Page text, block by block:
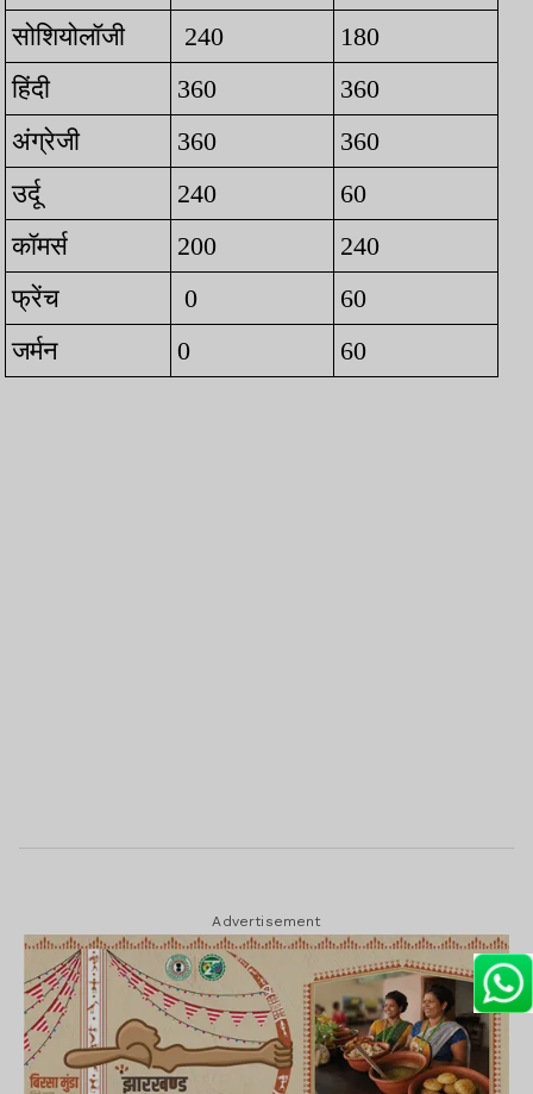
सोशियोलॉजी 240
180
हिंदी
360
360
अंग्रेजी
360
360
उर्दू
240
60
कॉमर्स
200
240
फ्रेंच
0
60
जर्मन
0 60
Advertisement